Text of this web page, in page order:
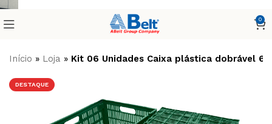
0
Início » Loja » Kit 06 Unidades Caixa plástica dobrável
DESTAQUE